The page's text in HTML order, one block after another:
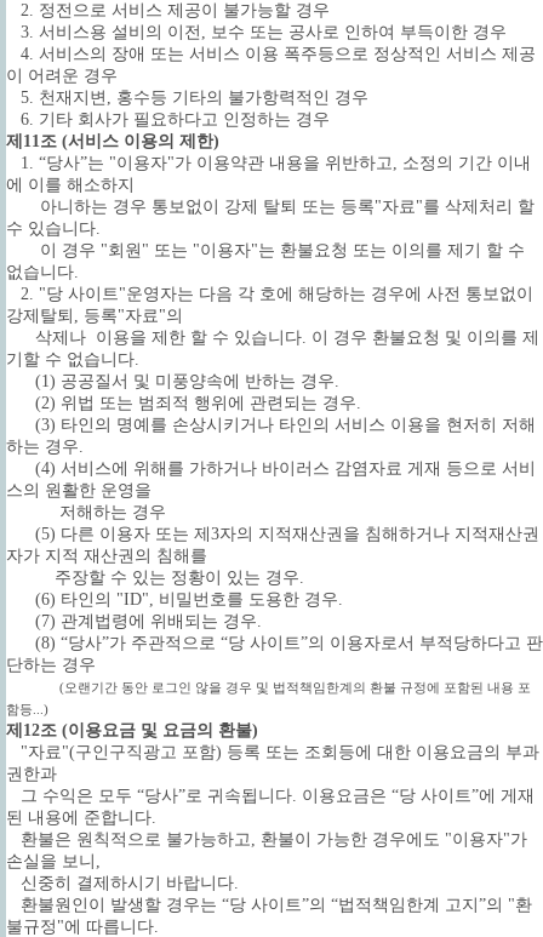
2. 정전으로 서비스 제공이 불가능할 경우
3. 서비스용 설비의 이전, 보수 또는 공사로 인하여 부득이한 경우
4. 서비스의 장애 또는 서비스 이용 폭주등으로 정상적인 서비스 제공
이 어려운 경우
5. 천재지변, 홍수등 기타의 불가항력적인 경우
6. 기타 회사가 필요하다고 인정하는 경우
제11조 (서비스 이용의 제한)
1. “당사”는 "이용자"가 이용약관 내용을 위반하고, 소정의 기간 이내
에 이를 해소하지
아니하는 경우 통보없이 강제 탈퇴 또는 등록"자료"를 삭제처리 할
수 있습니다.
이 경우 "회원" 또는 "이용자"는 환불요청 또는 이의를 제기 할 수
없습니다.
2. "당 사이트"운영자는 다음 각 호에 해당하는 경우에 사전 통보없이
강제탈퇴, 등록"자료"의
삭제나 이용을 제한 할 수 있습니다. 이 경우 환불요청 및 이의를 제
기할 수 없습니다.
(1) 공공질서 및 미풍양속에 반하는 경우.
(2) 위법 또는 범죄적 행위에 관련되는 경우.
(3) 타인의 명예를 손상시키거나 타인의 서비스 이용을 현저히 저해
하는 경우.
(4) 서비스에 위해를 가하거나 바이러스 감염자료 게재 등으로 서비
스의 원활한 운영을
저해하는 경우
(5) 다른 이용자 또는 제3자의 지적재산권을 침해하거나 지적재산권
자가 지적 재산권의 침해를
주장할 수 있는 정황이 있는 경우.
(6) 타인의 "ID", 비밀번호를 도용한 경우.
(7) 관계법령에 위배되는 경우.
(8) “당사”가 주관적으로 “당 사이트”의 이용자로서 부적당하다고 판
단하는 경우
(오랜기간 동안 로그인 않을 경우 및 법적책임한계의 환불 규정에 포함된 내용 포
함등...)
제12조 (이용요금 및 요금의 환불)
"자료"(구인구직광고 포함) 등록 또는 조회등에 대한 이용요금의 부과
권한과
그 수익은 모두 “당사”로 귀속됩니다. 이용요금은 “당 사이트”에 게재
된 내용에 준합니다.
환불은 원칙적으로 불가능하고, 환불이 가능한 경우에도 "이용자"가
손실을 보니,
신중히 결제하시기 바랍니다.
환불원인이 발생할 경우는 “당 사이트”의 “법적책임한계 고지”의 "환
불규정"에 따릅니다.